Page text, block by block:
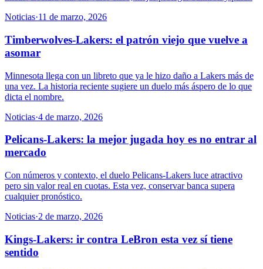
Noticias·11 de marzo, 2026
Timberwolves-Lakers: el patrón viejo que vuelve a
asomar
Minnesota llega con un libreto que ya le hizo daño a Lakers más de
una vez. La historia reciente sugiere un duelo más áspero de lo que
dicta el nombre.
Noticias·4 de marzo, 2026
Pelicans-Lakers: la mejor jugada hoy es no entrar al
mercado
Con números y contexto, el duelo Pelicans-Lakers luce atractivo
pero sin valor real en cuotas. Esta vez, conservar banca supera
cualquier pronóstico.
Noticias·2 de marzo, 2026
Kings-Lakers: ir contra LeBron esta vez sí tiene
sentido